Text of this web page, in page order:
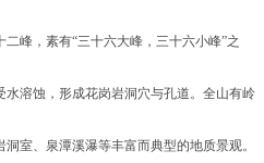
峰，素有“三十六大峰，三十六小峰”之
溶蚀，形成花岗岩洞穴与孔道。全山有岭
室、泉潭溪瀑等丰富而典型的地质景观。